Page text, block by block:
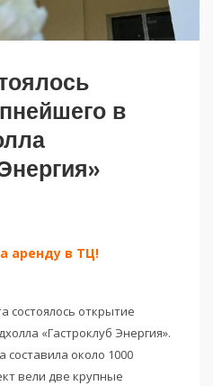
в
аренду в ТЦ!
состоялось открытие
«Гастроклуб Энергия».
около 1000
вели две крупные